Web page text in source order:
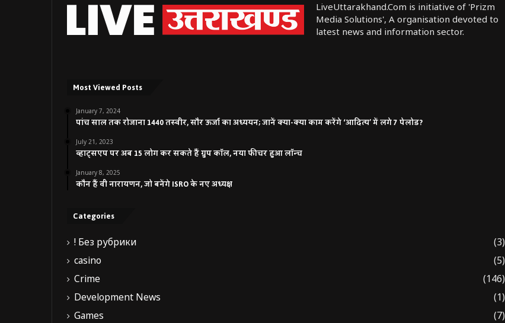
LiveUttarakhand.Com is initiative of 'Prizm
Media Solutions', A organisation devoted to
latest news and information sector.
Most Viewed Posts
January 7, 2024
पांच साल तक रोजाना 1440 तस्वीर, सौर ऊर्जा का अध्ययन; जानें क्या-क्या काम करेंगे ‘आदित्य’ में लगे 7 पेलोड?
July 21, 2023
व्हाट्सएप पर अब 15 लोग कर सकते हैं ग्रुप कॉल, नया फीचर हुआ लॉन्च
January 8, 2025
कौन हैं वी नारायणन, जो बनेंगे ISRO के नए अध्यक्ष
Categories
! Без рубрики
(3)
casino
(5)
Crime
(146)
Development News
(1)
Games
(7)